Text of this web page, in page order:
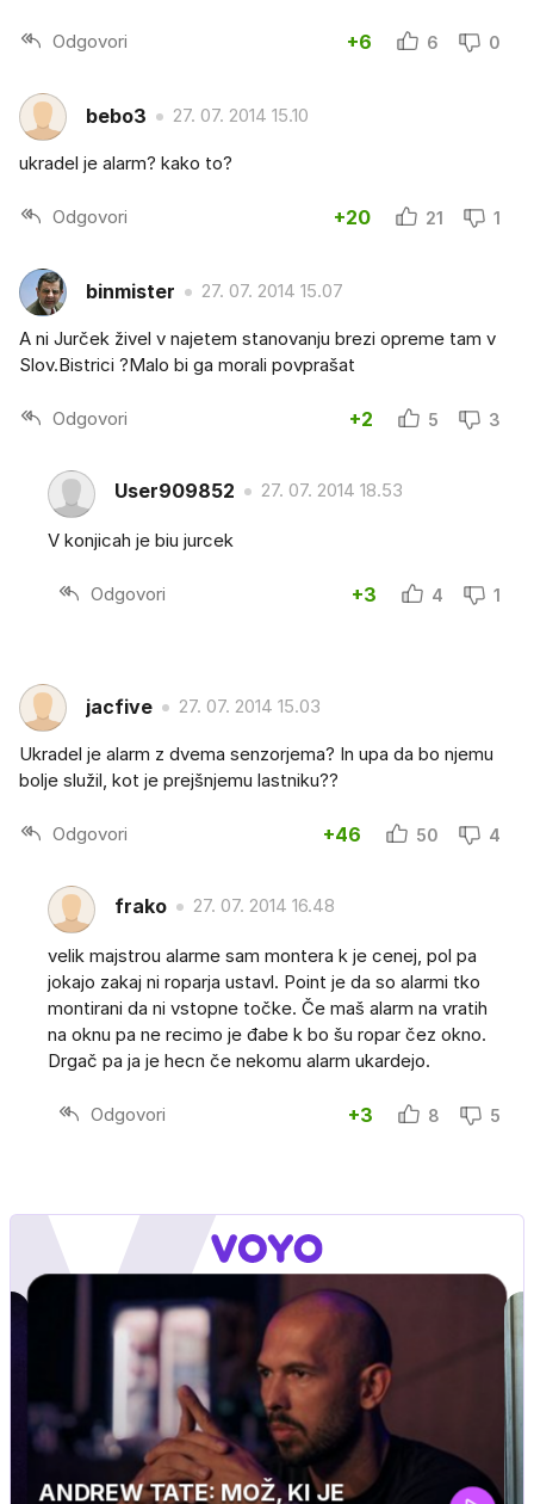
Odgovori +6 6 0
bebo3 27. 07. 2014 15.10
ukradel je alarm? kako to?
Odgovori +20 21 1
binmister 27. 07. 2014 15.07
A ni Jurček živel v najetem stanovanju brezi opreme tam v
Slov.Bistrici ?Malo bi ga morali povprašat
Odgovori +2 5 3
User909852 27. 07. 2014 18.53
V konjicah je biu jurcek
Odgovori +3 4 1
jacfive 27. 07. 2014 15.03
Ukradel je alarm z dvema senzorjema? In upa da bo njemu
bolje služil, kot je prejšnjemu lastniku??
Odgovori +46 50 4
frako 27. 07. 2014 16.48
velik majstrou alarme sam montera k je cenej, pol pa
jokajo zakaj ni roparja ustavl. Point je da so alarmi tko
montirani da ni vstopne točke. Če maš alarm na vratih
na oknu pa ne recimo je đabe k bo šu ropar čez okno.
Drgač pa ja je hecn če nekomu alarm ukardejo.
Odgovori +3 8 5